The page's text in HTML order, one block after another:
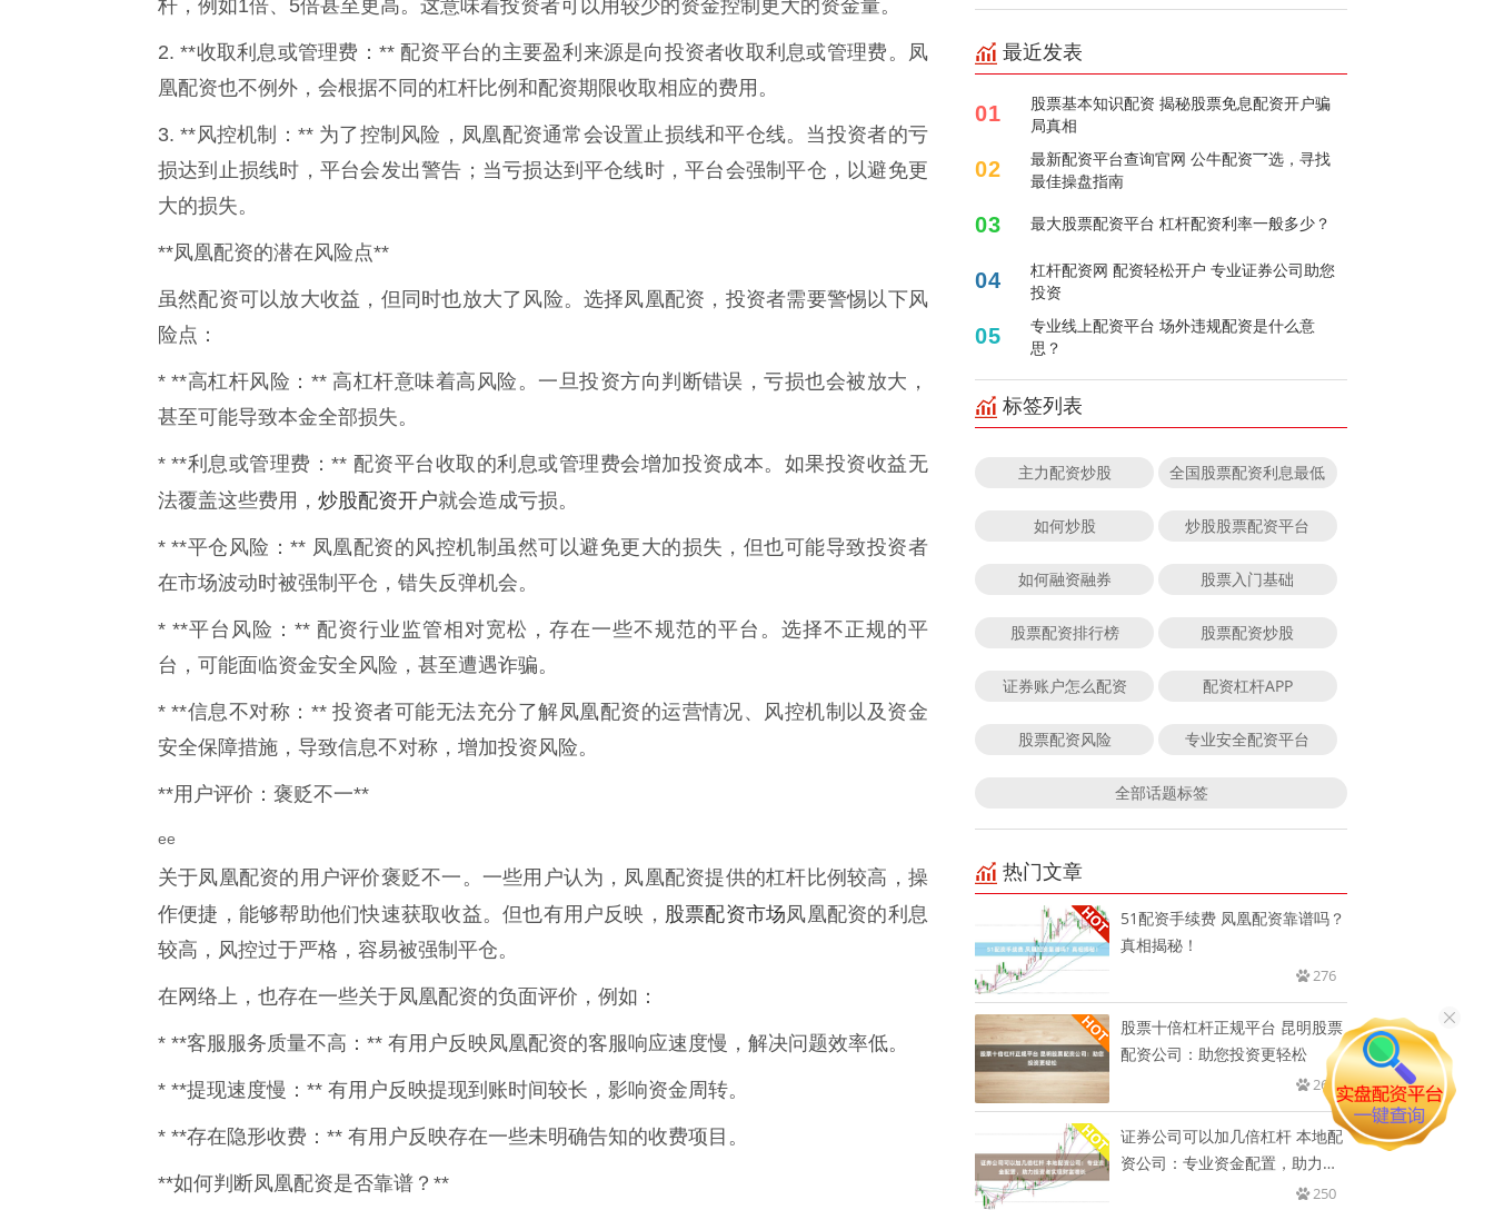
杆，例如1倍、5倍甚至更高。这意味着投资者可以用较少的资金控制更大的资金量。
2. **收取利息或管理费：** 配资平台的主要盈利来源是向投资者收取利息或管理费。凤
凰配资也不例外，会根据不同的杠杆比例和配资期限收取相应的费用。
3. **风控机制：** 为了控制风险，凤凰配资通常会设置止损线和平仓线。当投资者的亏
损达到止损线时，平台会发出警告；当亏损达到平仓线时，平台会强制平仓，以避免更
大的损失。
**凤凰配资的潜在风险点**
虽然配资可以放大收益，但同时也放大了风险。选择凤凰配资，投资者需要警惕以下风
险点：
* **高杠杆风险：** 高杠杆意味着高风险。一旦投资方向判断错误，亏损也会被放大，
甚至可能导致本金全部损失。
* **利息或管理费：** 配资平台收取的利息或管理费会增加投资成本。如果投资收益无
法覆盖这些费用， 炒股配资开户就会造成亏损。
* **平仓风险：** 凤凰配资的风控机制虽然可以避免更大的损失，但也可能导致投资者
在市场波动时被强制平仓，错失反弹机会。
* **平台风险：** 配资行业监管相对宽松，存在一些不规范的平台。选择不正规的平
台，可能面临资金安全风险，甚至遭遇诈骗。
* **信息不对称：** 投资者可能无法充分了解凤凰配资的运营情况、风控机制以及资金
安全保障措施，导致信息不对称，增加投资风险。
**用户评价：褒贬不一**
ee
关于凤凰配资的用户评价褒贬不一。一些用户认为，凤凰配资提供的杠杆比例较高，操
作便捷，能够帮助他们快速获取收益。但也有用户反映， 股票配资市场凤凰配资的利息
较高，风控过于严格，容易被强制平仓。
在网络上，也存在一些关于凤凰配资的负面评价，例如：
* **客服服务质量不高：** 有用户反映凤凰配资的客服响应速度慢，解决问题效率低。
* **提现速度慢：** 有用户反映提现到账时间较长，影响资金周转。
* **存在隐形收费：** 有用户反映存在一些未明确告知的收费项目。
**如何判断凤凰配资是否靠谱？**
最近发表
01
股票基本知识配资 揭秘股票免息配资开户骗
局真相
02
最新配资平台查询官网 公牛配资乛选，寻找
最佳操盘指南
03 最大股票配资平台 杠杆配资利率一般多少？
04
杠杆配资网 配资轻松开户 专业证券公司助您
投资
05
专业线上配资平台 场外违规配资是什么意
思？
标签列表
主力配资炒股 全国股票配资利息最低
如何炒股 炒股股票配资平台
如何融资融券 股票入门基础
股票配资排行榜 股票配资炒股
证券账户怎么配资 配资杠杆APP
股票配资风险 专业安全配资平台
全部话题标签
热门文章
51配资手续费 凤凰配资靠谱吗？
真相揭秘！
276
股票十倍杠杆正规平台 昆明股票
配资公司：助您投资更轻松
266
证券公司可以加几倍杠杆 本地配
资公司：专业资金配置，助力投
250